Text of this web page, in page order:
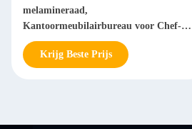
melamineraad,
Kantoormeubilairbureau voor Chef-
Manager
Krijg Beste Prijs